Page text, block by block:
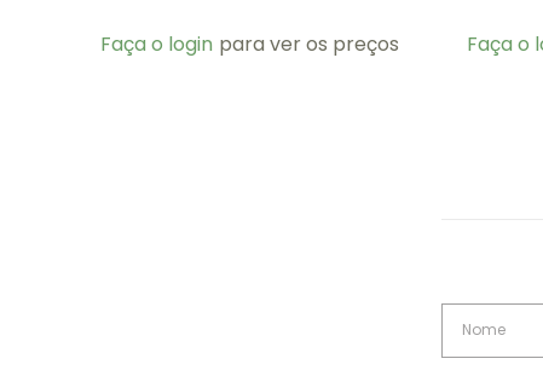
Faça o login para ver os preços Faça o